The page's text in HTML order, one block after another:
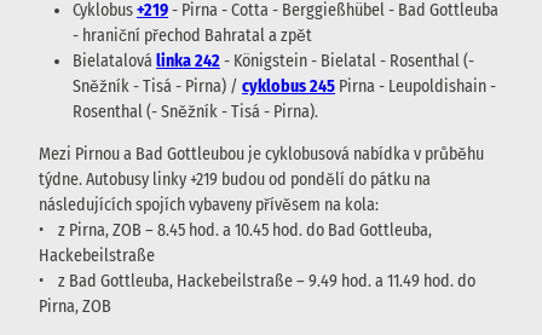
Cyklobus+219- Pirna - Cotta - Berggießhübel - Bad Gottleuba
- hraniční přechod Bahratal a zpět
Bielataloválinka 242 - Königstein - Bielatal - Rosenthal (-
Sněžník - Tisá - Pirna) / cyklobus 245 Pirna - Leupoldishain -
Rosenthal (- Sněžník - Tisá - Pirna).
Mezi Pirnou a Bad Gottleubou je cyklobusová nabídka v průběhu
týdne. Autobusy linky +219 budou od pondělí do pátku na
následujících spojích vybaveny přívěsem na kola:
• z Pirna, ZOB – 8.45 hod. a 10.45 hod. do Bad Gottleuba,
Hackebeilstraße
• z Bad Gottleuba, Hackebeilstraße – 9.49 hod. a 11.49 hod. do
Pirna, ZOB